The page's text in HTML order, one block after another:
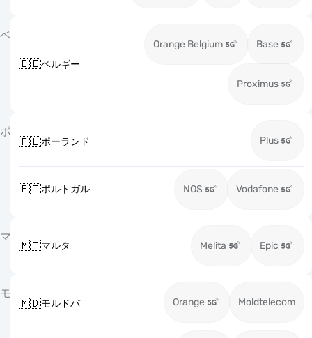
ベ
🇧🇪ベルギー
Orange Belgium Base
Proximus
ポ
🇵🇱ポーランド Plus
🇵🇹ポルトガル NOS Vodafone
マ
🇲🇹マルタ Melita Epic
モ
🇲🇩モルドバ Orange Moldtelecom